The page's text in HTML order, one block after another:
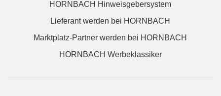
HORNBACH Hinweisgebersystem
Lieferant werden bei HORNBACH
Marktplatz-Partner werden bei HORNBACH
HORNBACH Werbeklassiker